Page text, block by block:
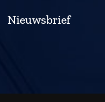
Nieuwsbrief